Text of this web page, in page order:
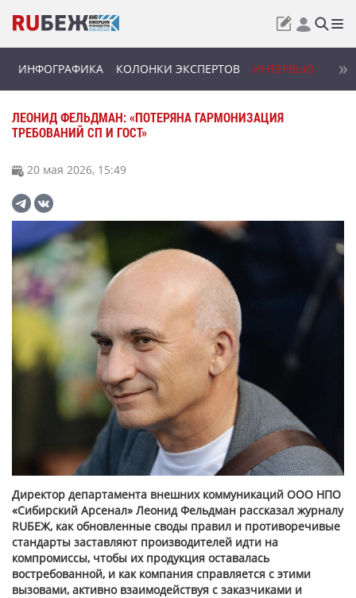
ИНФОГРАФИКА КОЛОНКИ ЭКСПЕРТОВ ИНТЕРВЬЮ
ЛЕОНИД ФЕЛЬДМАН: «ПОТЕРЯНА ГАРМОНИЗАЦИЯ
ТРЕБОВАНИЙ СП И ГОСТ»
20 мая 2026, 15:49
Директор департамента внешних коммуникаций ООО НПО
«Сибирский Арсенал» Леонид Фельдман рассказал журналу
RUБЕЖ, как обновленные своды правил и противоречивые
стандарты заставляют производителей идти на
компромиссы, чтобы их продукция оставалась
востребованной, и как компания справляется с этими
вызовами, активно взаимодействуя с заказчиками и